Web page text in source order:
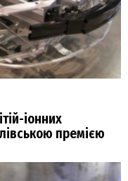
іонних
премією